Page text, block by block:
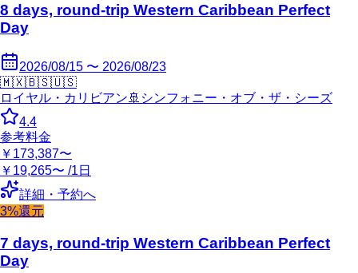
8 days, round-trip Western Caribbean Perfect
Day
2026/08/15 〜 2026/08/23
🇲🇽🇧🇸🇺🇸
ロイヤル・カリビアン 🚢 シンフォニー・オブ・ザ・シーズ
4.4
参考料金
￥173,387〜
￥19,265〜 /1日
詳細・予約へ
3%還元
7 days, round-trip Western Caribbean Perfect
Day